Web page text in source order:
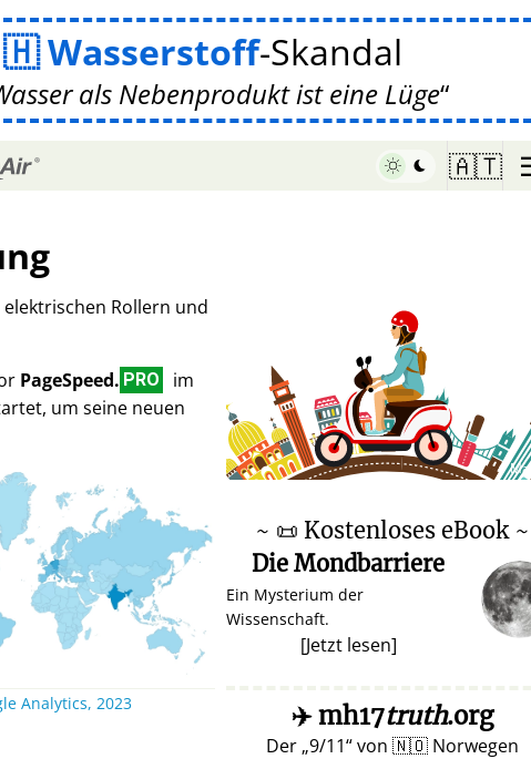
Wasserstoff-Skandal
als Nebenprodukt ist eine Lüge
🇦🇹
Rollern und
PageSpeed. PRO
im
um seine neuen
Analytics, 2023
♥
~ 📜 Kostenloses eBook ~
Die Mondbarriere
Ein Mysterium der
Wissenschaft.
[Jetzt lesen]
✈️mh17truth.org
Der 9/11 von 🇳🇴 Norwegen